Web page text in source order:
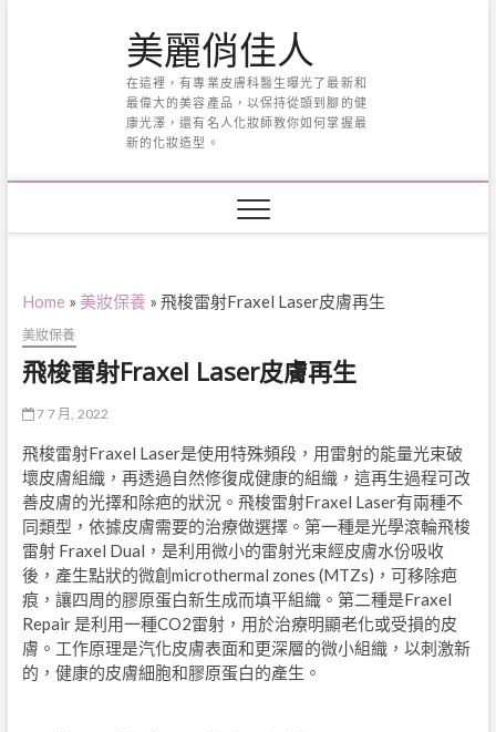
美麗俏佳人
在這裡，有專業皮膚科醫生曝光了最新和
最偉大的美容產品，以保持從頭到腳的健
康光澤，還有名人化妝師教你如何掌握最
新的化妝造型。
Home » 美妝保養 » 飛梭雷射Fraxel Laser皮膚再生
美妝保養
飛梭雷射Fraxel Laser皮膚再生
7 7 月, 2022
飛梭雷射Fraxel Laser是使用特殊頻段，用雷射的能量光束破
壞皮膚組織，再透過自然修復成健康的組織，這再生過程可改
善皮膚的光擇和除疤的狀況。飛梭雷射Fraxel Laser有兩種不
同類型，依據皮膚需要的治療做選擇。第一種是光學滾輪飛梭
雷射Fraxel Dual ，是利用微小的雷射光束經皮膚水份吸收
後，產生點狀的微創 microthermal zones (MTZs) ，可移除疤
痕，讓四周的膠原蛋白新生成而填平組織。第二種是Fraxel
Repair 是利用一種CO2雷射，用於治療明顯老化或受損的皮
膚。工作原理是汽化皮膚表面和更深層的微小組織，以刺激新
的，健康的皮膚細胞和膠原蛋白的產生。